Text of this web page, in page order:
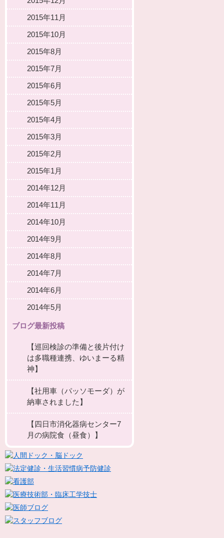
2015年11月
2015年10月
2015年8月
2015年7月
2015年6月
2015年5月
2015年4月
2015年3月
2015年2月
2015年1月
2014年12月
2014年11月
2014年10月
2014年9月
2014年8月
2014年7月
2014年6月
2014年5月
ブログ最新投稿
【巡回検診の準備と後片付け
は多職種連携、ゆいまーる精
神】
【社用車（パッソモーダ）が
納車されました】
【四日市消化器病センター7
月の病院食（昼食）】